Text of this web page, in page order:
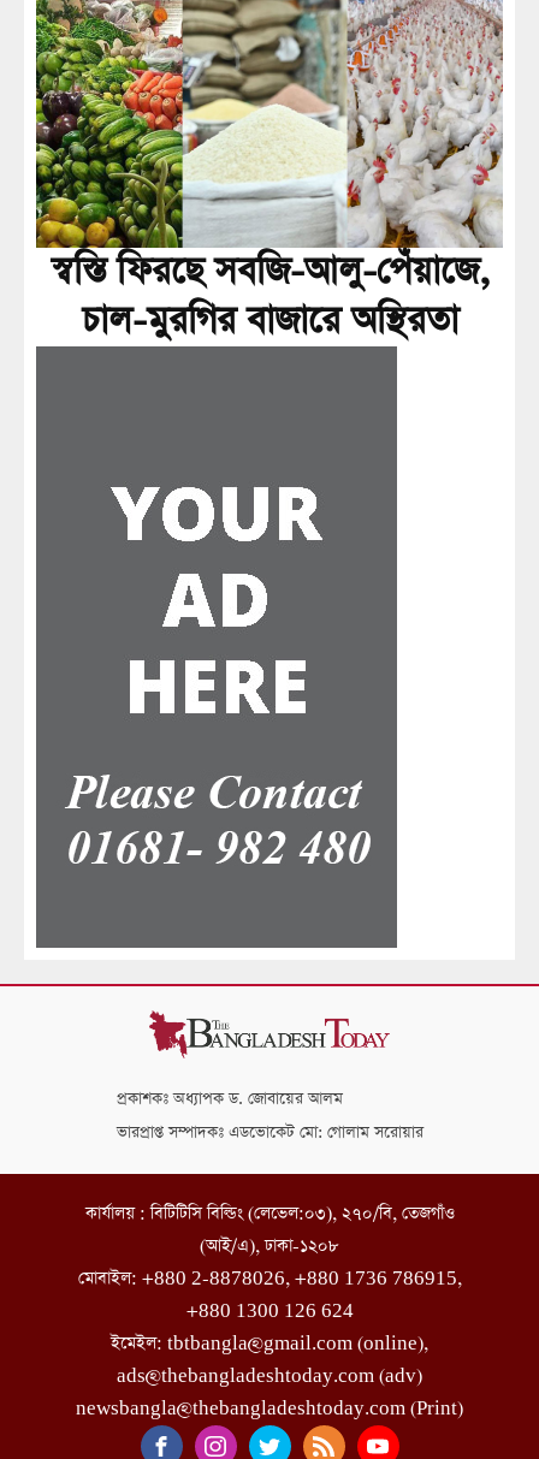
স্বস্তি ফিরছে সবজি-আলু-পেঁয়াজে,
চাল-মুরগির বাজারে অস্থিরতা
প্রকাশকঃ অধ্যাপক ড. জোবায়ের আলম
ভারপ্রাপ্ত সম্পাদকঃ এডভোকেট মো: গোলাম সরোয়ার
কার্যালয় : বিটিটিসি বিল্ডিং (লেভেল:০৩), ২৭০/বি, তেজগাঁও
(আই/এ), ঢাকা-১২০৮
মোবাইল: +880 2-8878026, +880 1736 786915,
+880 1300 126 624
ইমেইল: tbtbangla@gmail.com (online),
ads@thebangladeshtoday.com (adv)
newsbangla@thebangladeshtoday.com (Print)